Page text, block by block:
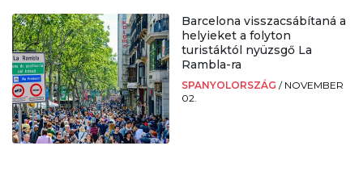
Barcelona visszacsábítaná a
helyieket a folyton
turistáktól nyüzsgő La
Rambla-ra
SPANYOLORSZÁG / NOVEMBER
02.